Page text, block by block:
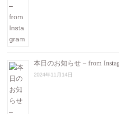
本日のお知らせ – from
2024年11月14日